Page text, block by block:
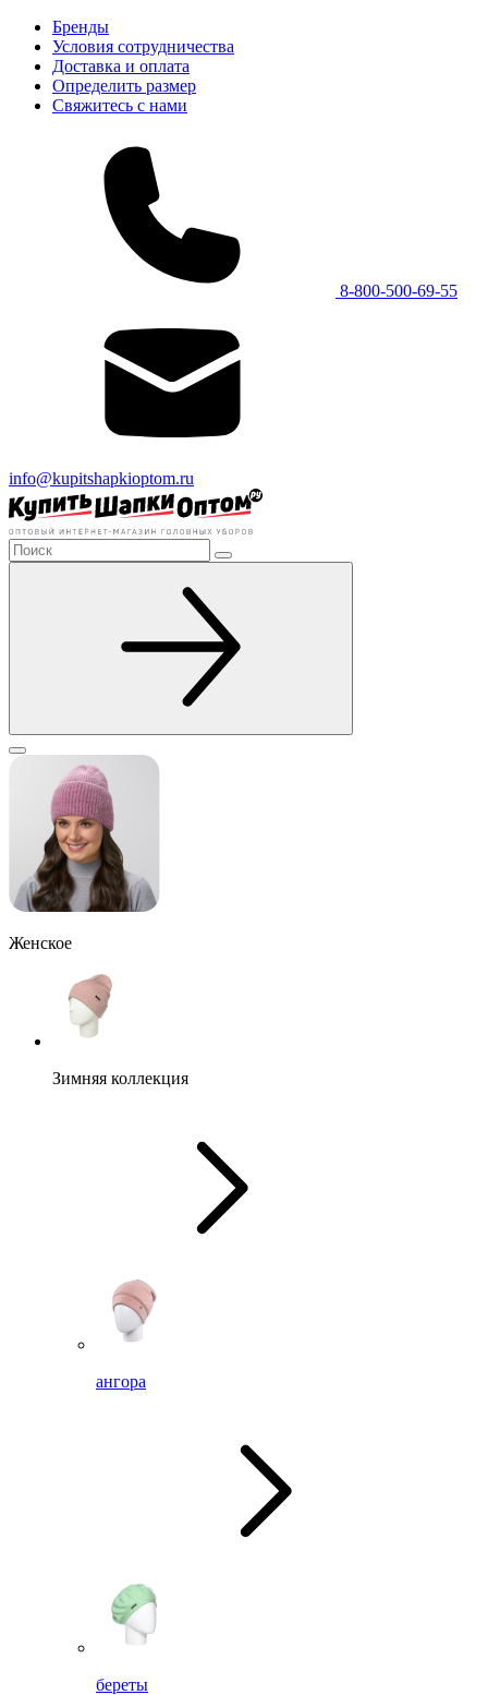
Бренды
Условия сотрудничества
Доставка и оплата
Определить размер
Свяжитесь с нами
8-800-500-69-55
info@kupitshapkioptom.ru
Женское
Зимняя коллекция
ангора
береты